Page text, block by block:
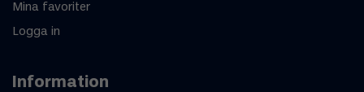
Mina favoriter
Logga in
Information